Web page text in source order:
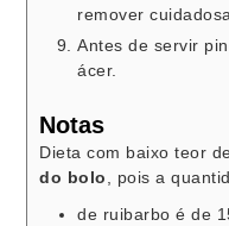
remover
Antes de servir
ácer.
Notas
Dieta com baixo teor
do bolo, pois a
de ruibarbo é de